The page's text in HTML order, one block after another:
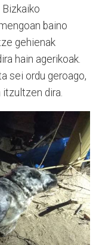
baino
gehienak
hain agerikoak.
sei ordu geroago,
dira.